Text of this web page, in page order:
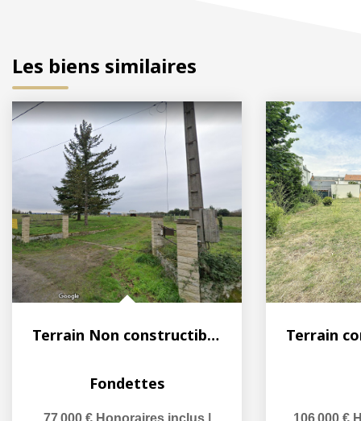
Les biens similaires
Terrain Non constructible Fondettes
Fondettes
77 000 € Honoraires inclus 106 000 €